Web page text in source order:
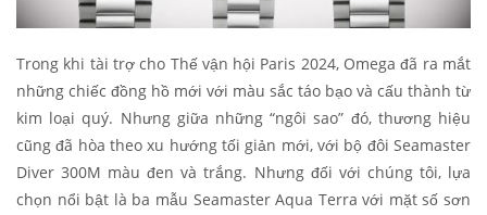
Trong khi tài trợ cho Thế vận hội Paris 2024, Omega đã ra mắt
những chiếc đồng hồ mới với màu sắc táo bạo và cấu thành từ
kim loại quý. Nhưng giữa những “ngôi sao” đó, thương hiệu
cũng đã hòa theo xu hướng tối giản mới, với bộ đôi Seamaster
Diver 300M màu đen và trắng. Nhưng đối với chúng tôi, lựa
chọn nổi bật là ba mẫu Seamaster Aqua Terra với mặt số sơn